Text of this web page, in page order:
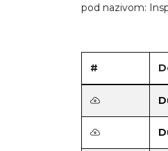
pod nazivom:
#